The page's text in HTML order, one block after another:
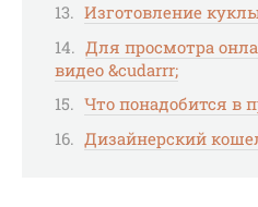
Изготовление
Для просмотра
видео &cudarrr;
Что понадобится в
Дизайнерский